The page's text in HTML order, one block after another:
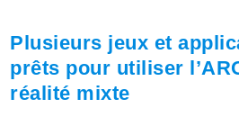
Plusieurs jeux et
prêts pour utiliser
réalité mixte